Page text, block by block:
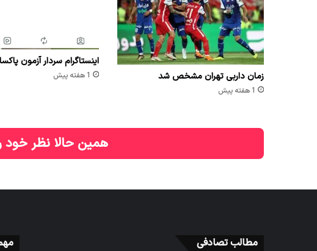
زمان داربی تهران مشخص شد
1 هفته پیش
اینستاگرام سردار آزمون
1 هفته پیش
همین حالا نظر خود
مطالب تصادفی